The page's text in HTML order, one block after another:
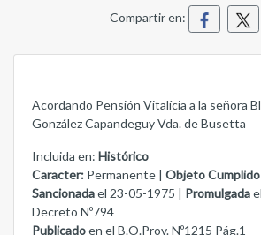
Compartir en:
Acordando Pensión Vitalícia a la señora
González Capandeguy Vda. de Busetta
Incluida en: Histórico
Caracter: Permanente | Objeto Cumplido
Sancionadael 23-05-1975 | Promulgada
Decreto Nº794
Publicadoen el B.O.Prov. Nº1215 Pág.1